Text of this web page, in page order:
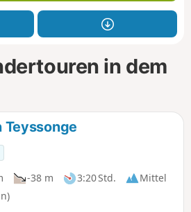
in dem
Teyssonge
-38 m 3:20 Std.
Mittel